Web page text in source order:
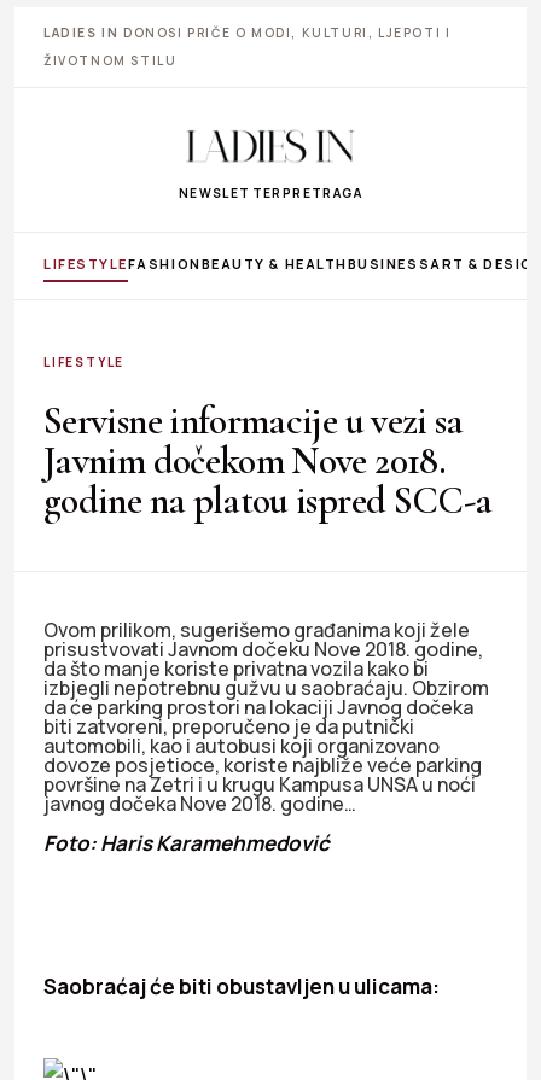
LADIES IN DONOSI PRIČE O MODI, KULTURI, LJEPOTI I
ŽIVOTNOM STILU
NEWSLETTER PRETRAGA
LIFESTYLEFASHIONBEAUTY & HEALTHBUSINESS ART &
LIFESTYLE
Servisne informacije u vezi sa
Javnim dočekom Nove 2018.
godine na platou ispred SCC-a
Ovom prilikom, sugerišemo građanima koji žele
prisustvovati Javnom dočeku Nove 2018. godine,
da što manje koriste privatna vozila kako bi
izbjegli nepotrebnu gužvu u saobraćaju. Obzirom
da će parking prostori na lokaciji Javnog dočeka
biti zatvoreni, preporučeno je da putnički
automobili, kao i autobusi koji organizovano
dovoze posjetioce, koriste najbliže veće parking
površine na Zetri i u krugu Kampusa UNSA u noći
javnog dočeka Nove 2018. godine…
Foto: Haris Karamehmedović
Saobraćaj će biti obustavljen u ulicama: